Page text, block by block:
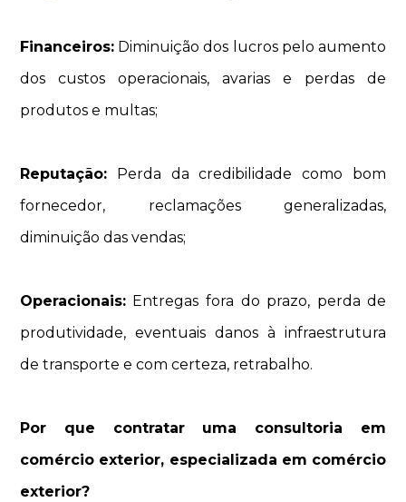
Financeiros:Diminuição dos lucros pelo aumento
dos custos operacionais, avarias e perdas de
produtos e multas;
Reputação:Perda da credibilidade como bom
fornecedor, reclamações generalizadas,
diminuição das vendas;
Operacionais:Entregas fora do prazo, perda de
produtividade, eventuais danos à infraestrutura
de transporte e com certeza, retrabalho.
Por que contratar uma consultoria em
comércio exterior, especializada em comércio
exterior?